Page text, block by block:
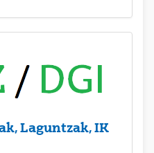
Laguntzak, IK